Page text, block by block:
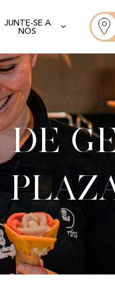
JUNTE-SE A
NÓS
de